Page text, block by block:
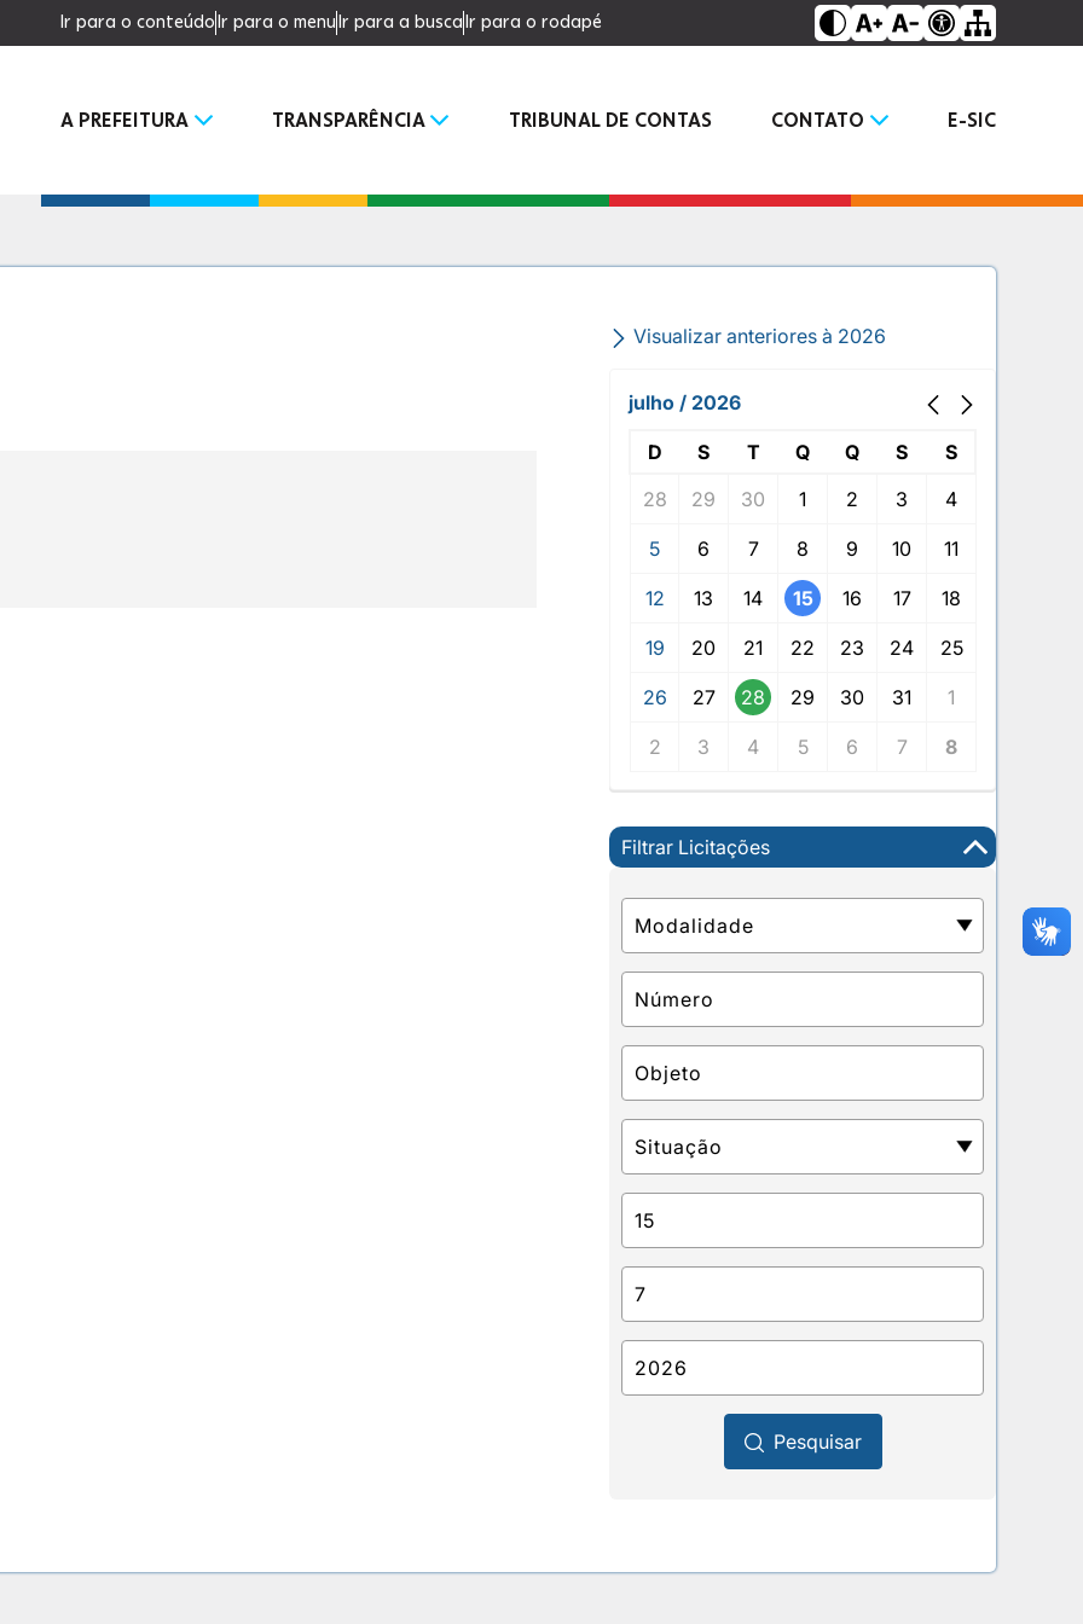
Ir para o conteúdoIr para o menuIr para a buscaIr para o rodapé
A PREFEITURA TRANSPARÊNCIA TRIBUNAL DE CONTAS CONTATO E-SIC
Visualizar anteriores à 2026
julho / 2026
D S T Q Q S
S
28
29 30 1 2 3 4
5 6 7 8 9 10 11
12 13 14 15 16 17 18
19 20 21 22 23 24 25
26 27 28 29 30 31 1
2 3 4 5 6 7 8
Filtrar Licitações
Pesquisar